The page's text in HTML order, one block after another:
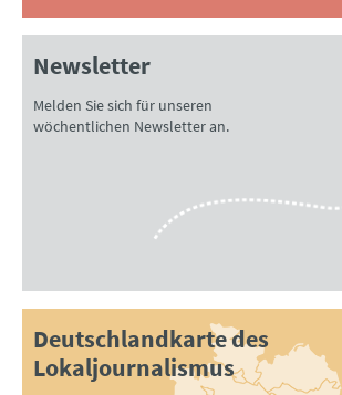
Newsletter
Melden Sie sich für unseren
wöchentlichen Newsletter an.
Deutschlandkarte des
Lokaljournalismus